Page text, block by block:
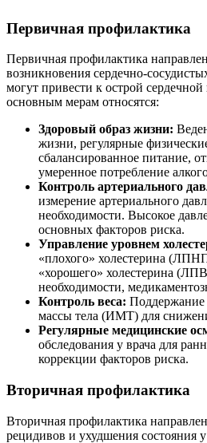
Первичная профилактика
Первичная профилактика
возникновения сердечно-
могут привести к острой
основным мерам относятся:
Здоровый образ жизни:
жизни, регулярные
сбалансированное питание,
умеренное потребление
Контроль артериального
измерение артериального
необходимости. Высокое
основных факторов риска.
Управление уровнем
«плохого» холестерина
«хорошего» холестерина
необходимости,
Контроль веса: Поддержание
массы тела (ИМТ) для
Регулярные медицинские
обследования у врача для
коррекции факторов риска.
Вторичная профилактика
Вторичная профилактика
рецидивов и ухудшения состояния